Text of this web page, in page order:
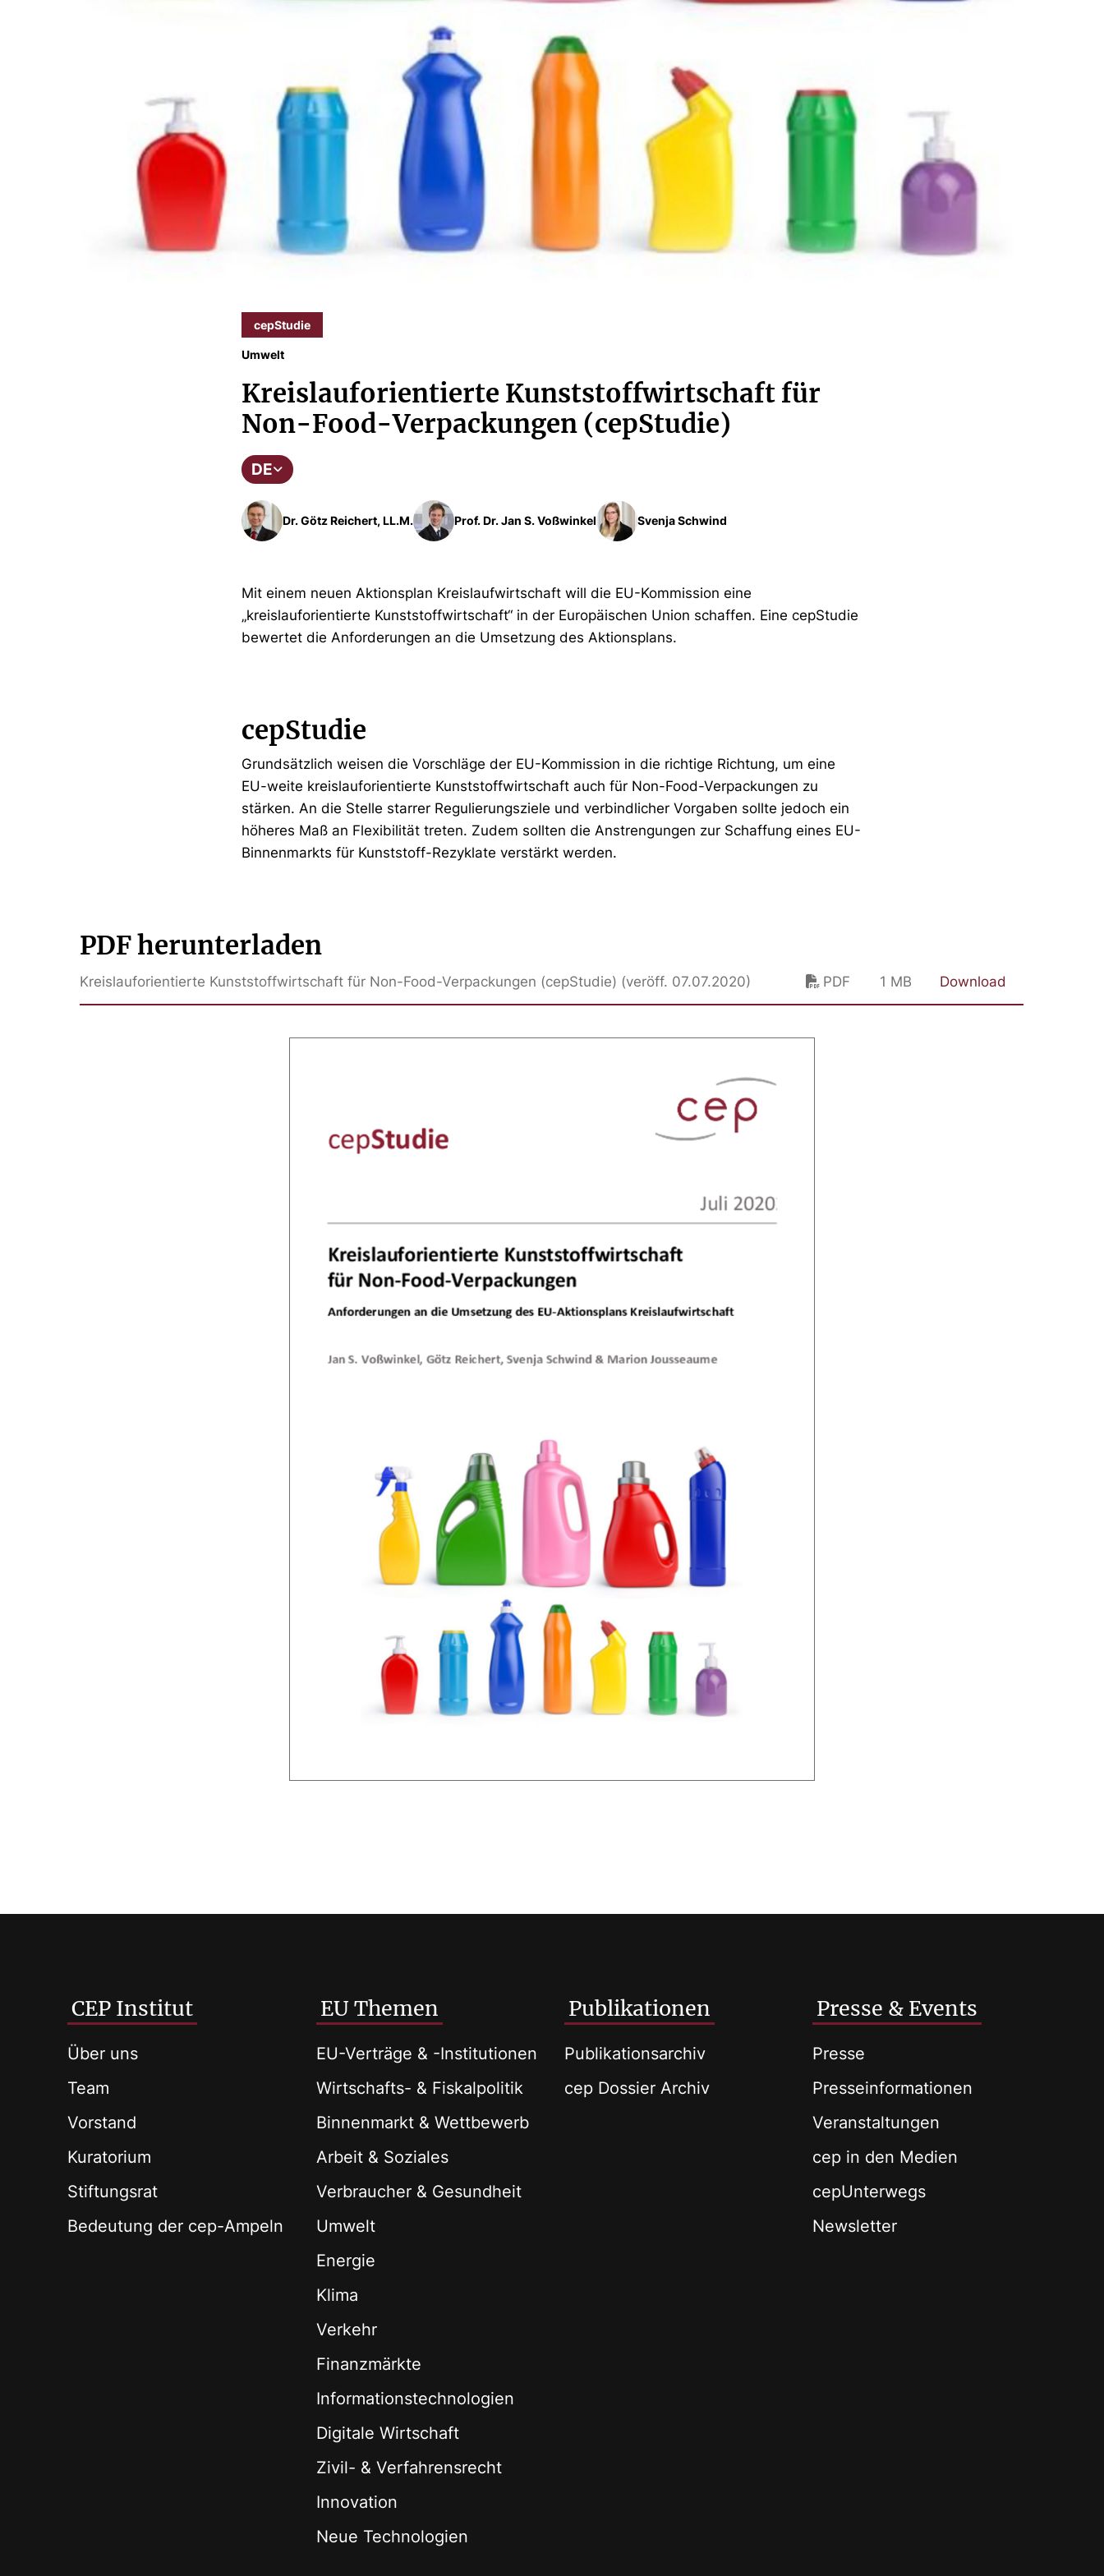
cepStudie
Umwelt
Kreislauforientierte Kunststoffwirtschaft für
Non-Food-Verpackungen (cepStudie)
DE
Dr. Götz Reichert, LL.M. Prof. Dr. Jan S. Voßwinkel Svenja Schwind
Mit einem neuen Aktionsplan Kreislaufwirtschaft will die EU-Kommission eine
„kreislauforientierte Kunststoffwirtschaft“ in der Europäischen Union schaffen. Eine cepStudie
bewertet die Anforderungen an die Umsetzung des Aktionsplans.
cepStudie
Grundsätzlich weisen die Vorschläge der EU-Kommission in die richtige Richtung, um eine
EU-weite kreislauforientierte Kunststoffwirtschaft auch für Non-Food-Verpackungen zu
stärken. An die Stelle starrer Regulierungsziele und verbindlicher Vorgaben sollte jedoch ein
höheres Maß an Flexibilität treten. Zudem sollten die Anstrengungen zur Schaffung eines EU-
Binnenmarkts für Kunststoff-Rezyklate verstärkt werden.
PDF herunterladen
Kreislauforientierte Kunststoffwirtschaft für Non-Food-Verpackungen (cepStudie) (veröff. 07.07.2020) PDF 1 MB Download
CEP Institut
Über uns
Team
Vorstand
Kuratorium
Stiftungsrat
Bedeutung der cep-Ampeln
EU Themen
EU-Verträge & -Institutionen
Wirtschafts- & Fiskalpolitik
Binnenmarkt & Wettbewerb
Arbeit & Soziales
Verbraucher & Gesundheit
Umwelt
Energie
Klima
Verkehr
Finanzmärkte
Informationstechnologien
Digitale Wirtschaft
Zivil- & Verfahrensrecht
Innovation
Neue Technologien
Publikationen
Publikationsarchiv
cep Dossier Archiv
Presse & Events
Presse
Presseinformationen
Veranstaltungen
cep in den Medien
cepUnterwegs
Newsletter